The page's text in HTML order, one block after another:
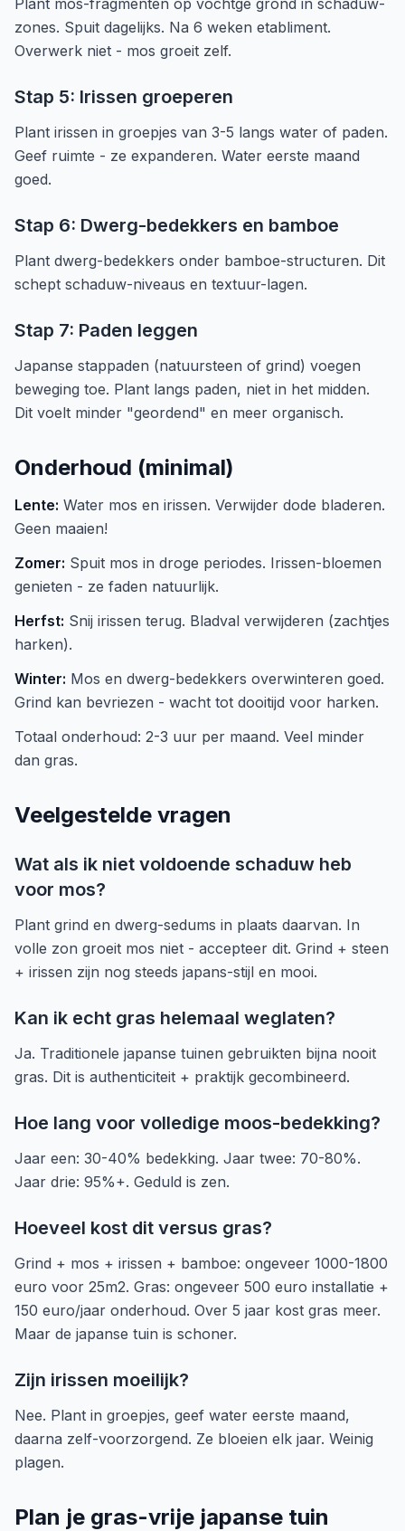
Plant mos-fragmenten op vochtge grond in schaduw-
zones. Spuit dagelijks. Na 6 weken etabliment.
Overwerk niet - mos groeit zelf.
Stap 5: Irissen groeperen
Plant irissen in groepjes van 3-5 langs water of paden.
Geef ruimte - ze expanderen. Water eerste maand
goed.
Stap 6: Dwerg-bedekkers en bamboe
Plant dwerg-bedekkers onder bamboe-structuren. Dit
schept schaduw-niveaus en textuur-lagen.
Stap 7: Paden leggen
Japanse stappaden (natuursteen of grind) voegen
beweging toe. Plant langs paden, niet in het midden.
Dit voelt minder "geordend" en meer organisch.
Onderhoud (minimal)
Lente: Water mos en irissen. Verwijder dode bladeren.
Geen maaien!
Zomer: Spuit mos in droge periodes. Irissen-bloemen
genieten - ze faden natuurlijk.
Herfst: Snij irissen terug. Bladval verwijderen (zachtjes
harken).
Winter: Mos en dwerg-bedekkers overwinteren goed.
Grind kan bevriezen - wacht tot dooitijd voor harken.
Totaal onderhoud: 2-3 uur per maand. Veel minder
dan gras.
Veelgestelde vragen
Wat als ik niet voldoende schaduw heb
voor mos?
Plant grind en dwerg-sedums in plaats daarvan. In
volle zon groeit mos niet - accepteer dit. Grind + steen
+ irissen zijn nog steeds japans-stijl en mooi.
Kan ik echt gras helemaal weglaten?
Ja. Traditionele japanse tuinen gebruikten bijna nooit
gras. Dit is authenticiteit + praktijk gecombineerd.
Hoe lang voor volledige moos-bedekking?
Jaar een: 30-40% bedekking. Jaar twee: 70-80%.
Jaar drie: 95%+. Geduld is zen.
Hoeveel kost dit versus gras?
Grind + mos + irissen + bamboe: ongeveer 1000-1800
euro voor 25m2. Gras: ongeveer 500 euro installatie +
150 euro/jaar onderhoud. Over 5 jaar kost gras meer.
Maar de japanse tuin is schoner.
Zijn irissen moeilijk?
Nee. Plant in groepjes, geef water eerste maand,
daarna zelf-voorzorgend. Ze bloeien elk jaar. Weinig
plagen.
Plan je gras-vrije japanse tuin